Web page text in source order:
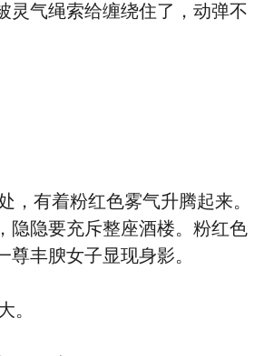
灵气绳索给缠绕住了，动弹不
有着粉红色雾气升腾起来。
隐隐要充斥整座酒楼。粉红色
尊丰腴女子显现身影。
。